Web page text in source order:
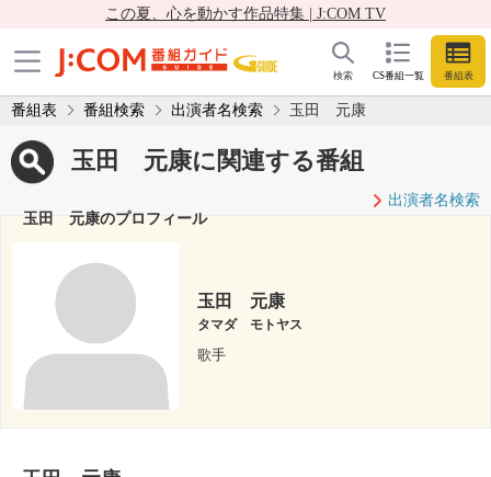
この夏、心を動かす作品特集 | J:COM TV
CS番組一覧 番組表
検索
番組表 番組検索 出演者名検索 玉田 元康
玉田 元康に関連する番組
出演者名検索
玉田 元康のプロフィール
玉田 元康
タマダ モトヤス
歌手